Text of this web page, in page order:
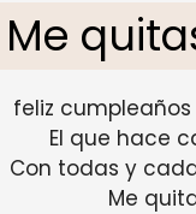
Me
feliz
El que hace
Con todas y
Me